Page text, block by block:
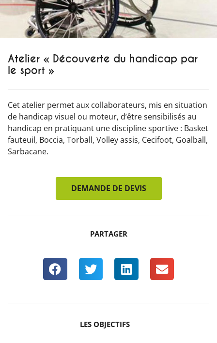
Atelier « Découverte du handicap par
le sport »
Cet atelier permet aux collaborateurs, mis en situation
de handicap visuel ou moteur, d’être sensibilisés au
handicap en pratiquant une discipline sportive : Basket
fauteuil, Boccia, Torball, Volley assis, Cecifoot, Goalball,
Sarbacane.
DEMANDE DE DEVIS
PARTAGER
LES OBJECTIFS